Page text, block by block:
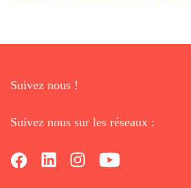
Suivez nous !
Suivez nous sur les réseaux :